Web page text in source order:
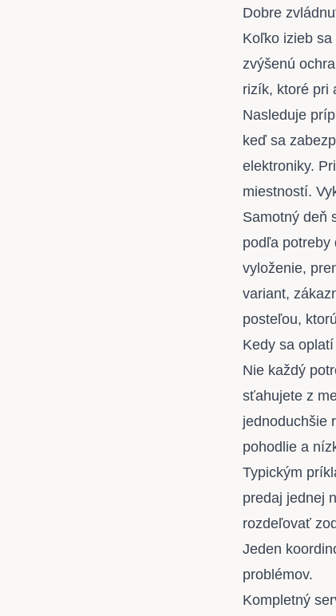
Dobre
Koľko izieb
zvýšenú
rizík, ktoré pri
Nasleduje
keď sa
elektroniky.
miestností.
Samotný deň
podľa potreby
vyloženie,
variant,
posteľou,
Kedy sa
Nie každý
sťahujete z
jednoduchšie
pohodlie a
Typickým
predaj jednej
rozdeľovať
Jeden
problémov.
Kompletný